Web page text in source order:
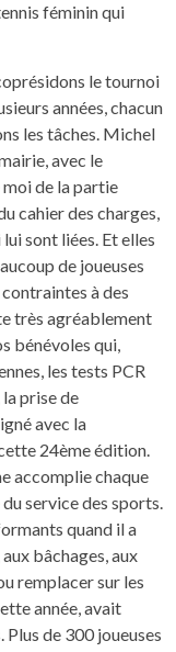
féminin qui
le tournoi
années, chacun
les tâches. Michel
avec le
moi de la partie
cahier des charges,
sont liées. Et elles
de joueuses
à des
très agréablement
bénévoles qui,
les tests PCR
prise de
avec la
24ème édition.
accomplie chaque
service des sports.
quand il a
bâchages, aux
remplacer sur les
année, avait
de 300 joueuses